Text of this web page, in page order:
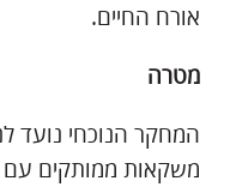
אורח החיים.
מטרה
המחקר הנוכחי נועד
משקאות ממותקים